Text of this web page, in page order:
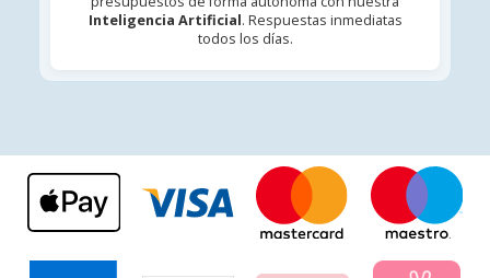
Inteligencia Artificial. Respuestas inmediatas
todos los días.